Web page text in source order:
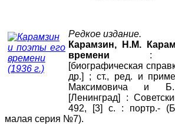
Редкое издание.
Карамзин, Н.М.
времени :
[биографическая
др.] ; ст., ред. и
Максимовича и Б.
[Ленинград] :
492, [3] с. : портр.-
малая серия №7).